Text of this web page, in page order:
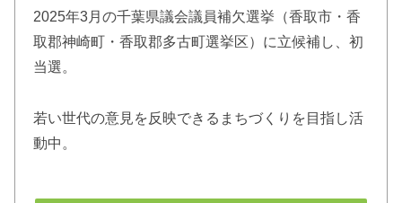
2025年3月の千葉県議会議員補欠選挙（香取市・香
取郡神崎町・香取郡多古町選挙区）に立候補し、初
当選。
若い世代の意見を反映できるまちづくりを目指し活
動中。